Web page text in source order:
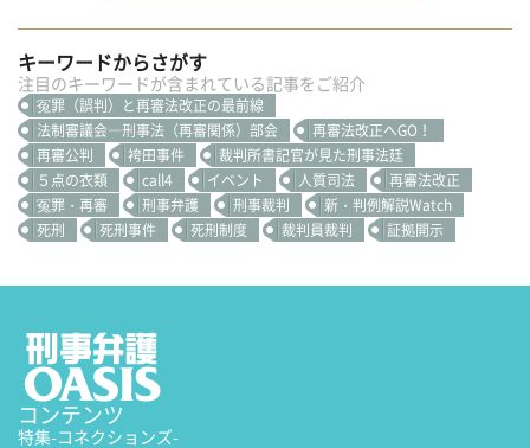
キーワードからさがす
注目のキーワードが含まれている記事をご紹介
冤罪（誤判）と再審法改正の最前線
法制審議会―刑事法（再審関係）部会
再審法改正へGO！
再審公判
袴田事件
裁判所書記官が見た刑事法廷
５点の衣類
call4 イベント 人質司法
再審法改正
冤罪・再審
刑事弁護 刑事裁判
新・判例解説Watch
死刑
死刑事件 死刑制度 裁判員裁判 証拠開示
コンテンツ
特集-コネクションズ-